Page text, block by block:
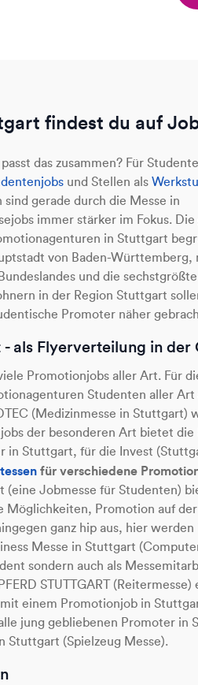
findest du auf
das zusammen? Für
und Stellen als
gerade durch die Messe in
immer stärker im Fokus. Die
in Stuttgart
von Baden-
und die
in der Region Stuttgart
Promoter näher
als Flyerverteilung in der
Promotionjobs aller Art. Für
Studenten aller Art
(Medizinmesse in Stuttgart)
der besonderen Art bietet die
Stuttgart, für die Invest
für verschiedene
(eine Jobmesse für Studenten)
Promotion auf der
ganz hip aus, hier werden
Messe in Stuttgart
sondern auch als
STUTTGART (Reitermesse)
einem Promotionjob in
jung gebliebenen Promoter in
Stuttgart (Spielzeug Messe).